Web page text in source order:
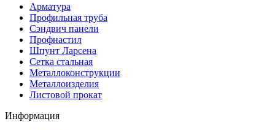
Арматура
Профильная труба
Сэндвич панели
Профнастил
Шпунт Ларсена
Сетка стальная
Металлоконструкции
Металлоизделия
Листовой прокат
Информация